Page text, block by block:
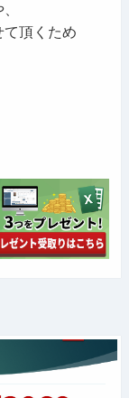
て頂くため